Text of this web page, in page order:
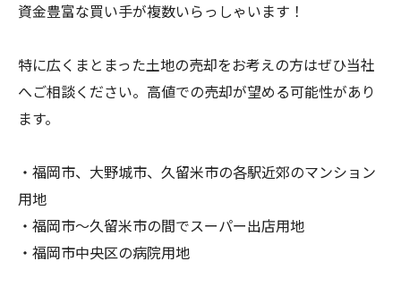
資金豊富な買い手が複数いらっしゃいます！
特に広くまとまった土地の売却をお考えの方はぜひ当社
へご相談ください。高値での売却が望める可能性があり
ます。
・福岡市、大野城市、久留米市の各駅近郊のマンション
用地
・福岡市～久留米市の間でスーパー出店用地
・福岡市中央区の病院用地